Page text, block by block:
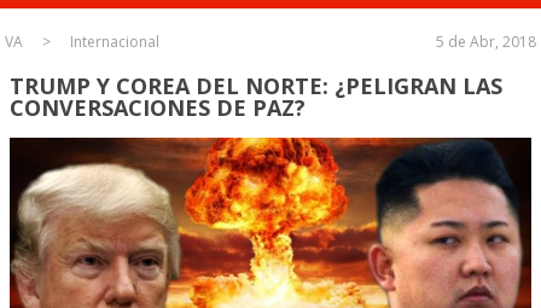
VA Internacional 5 de Abr, 2018
TRUMP Y COREA DEL NORTE: ¿PELIGRAN LAS
CONVERSACIONES DE PAZ?